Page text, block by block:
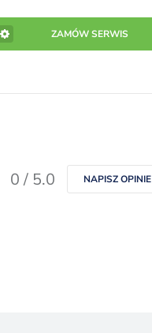
ZAMÓW SERWIS
0 / 5.0 NAPISZ OPINIE